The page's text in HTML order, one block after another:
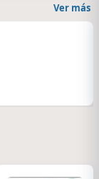
Ver más